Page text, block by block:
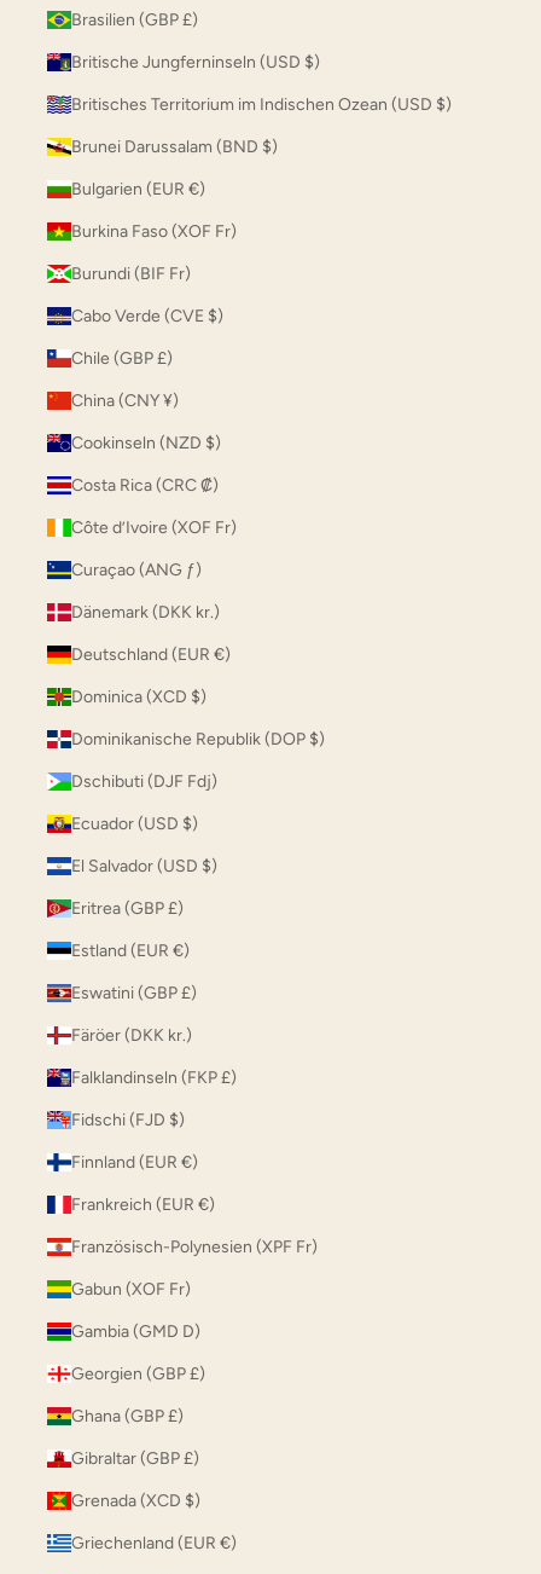
Brasilien (GBP £)
Britische Jungferninseln (USD $)
Britisches Territorium im Indischen Ozean (USD $)
Brunei Darussalam (BND $)
Bulgarien (EUR €)
Burkina Faso (XOF Fr)
Burundi (BIF Fr)
Cabo Verde (CVE $)
Chile (GBP £)
China (CNY ¥)
Cookinseln (NZD $)
Costa Rica (CRC ₡)
Côte d’Ivoire (XOF Fr)
Curaçao (ANG ƒ)
Dänemark (DKK kr.)
Deutschland (EUR €)
Dominica (XCD $)
Dominikanische Republik (DOP $)
Dschibuti (DJF Fdj)
Ecuador (USD $)
El Salvador (USD $)
Eritrea (GBP £)
Estland (EUR €)
Eswatini (GBP £)
Färöer (DKK kr.)
Falklandinseln (FKP £)
Fidschi (FJD $)
Finnland (EUR €)
Frankreich (EUR €)
Französisch-Polynesien (XPF Fr)
Gabun (XOF Fr)
Gambia (GMD D)
Georgien (GBP £)
Ghana (GBP £)
Gibraltar (GBP £)
Grenada (XCD $)
Griechenland (EUR €)